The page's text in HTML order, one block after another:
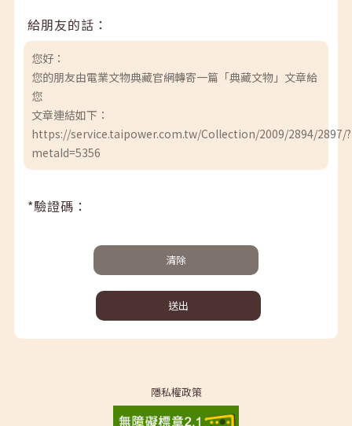
給朋友的話：
您好：
您的朋友由電業文物典藏官網轉寄一篇「典藏文物」文章給
您
文章連結如下：
https://service.taipower.com.tw/Collection/2009/2894/2897/?
metaId=5356
*驗證碼：
清除
送出
隱私權政策